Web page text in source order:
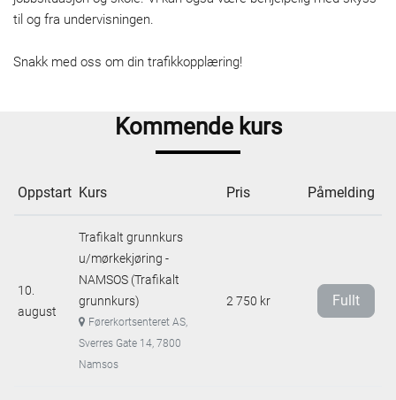
til og fra undervisningen.
Snakk med oss om din trafikkopplæring!
Kommende kurs
Oppstart Kurs Pris Påmelding
10.
august
Trafikalt grunnkurs
u/mørkekjøring -
NAMSOS (Trafikalt
grunnkurs)
Førerkortsenteret AS,
Sverres Gate 14, 7800
Namsos
2 750 kr Fullt